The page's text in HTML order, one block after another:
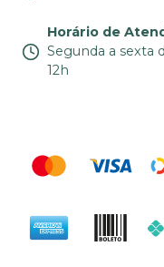
Horário de
Segunda a sexta
12h